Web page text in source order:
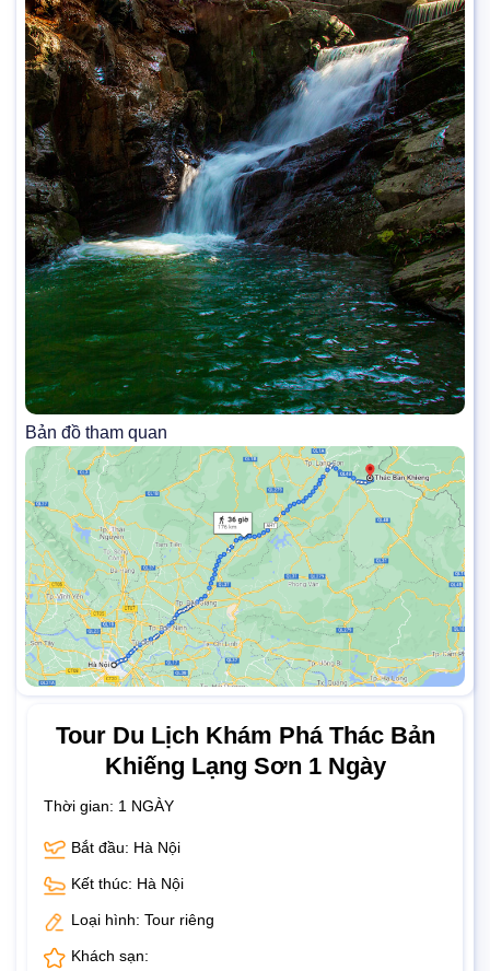
Bản đồ tham quan
Tour Du Lịch Khám Phá Thác Bản
Khiếng Lạng Sơn 1 Ngày
Thời gian: 1 NGÀY
Bắt đầu: Hà Nội
Kết thúc: Hà Nội
Loại hình: Tour riêng
Khách sạn: